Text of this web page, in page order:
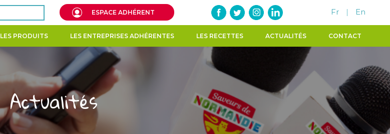
ESPACE ADHÉRENT Fr | En
LES PRODUITS LES ENTREPRISES ADHÉRENTES LES RECETTES ACTUALITÉS CONTACT
Actualités